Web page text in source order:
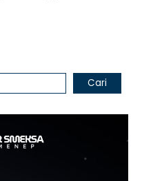
Cari